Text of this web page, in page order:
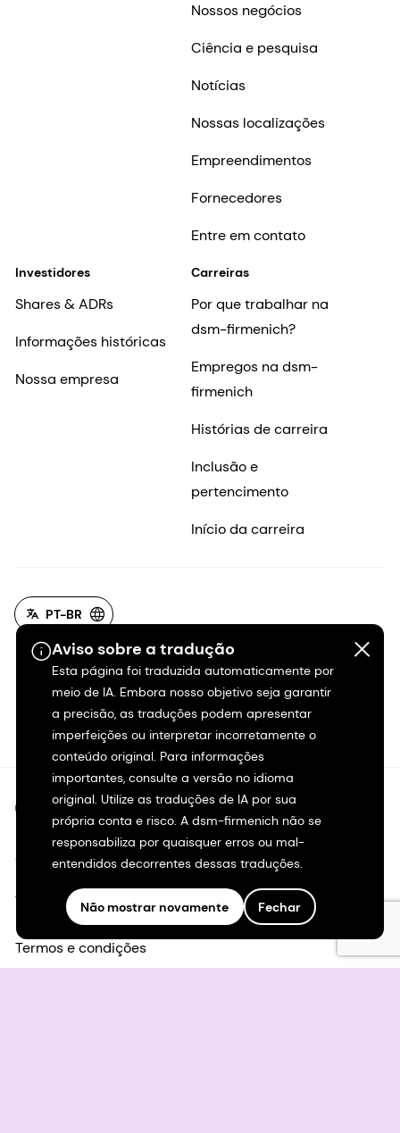
Aviso sobre a tradução
Esta página foi traduzida automaticamente por
meio de IA. Embora nosso objetivo seja garantir
a precisão, as traduções podem apresentar
imperfeições ou interpretar incorretamente o
conteúdo original. Para informações
importantes, consulte a versão no idioma
original. Utilize as traduções de IA por sua
própria conta e risco. A dsm-firmenich não se
responsabiliza por quaisquer erros ou mal-
entendidos decorrentes dessas traduções.
Não mostrar novamente Fechar
Nossos negócios
Ciência e pesquisa
Notícias
Nossas localizações
Empreendimentos
Fornecedores
Entre em contato
Investidores
Shares & ADRs
Informações históricas
Nossa empresa
Carreiras
Por que trabalhar na
dsm-firmenich?
Empregos na dsm-
firmenich
Histórias de carreira
Inclusão e
pertencimento
Início da carreira
PT-BR
©2026 dsm-firmenich. Todos os direitos reservados.
Aviso de privacidade
Termos de uso
Termos e condições